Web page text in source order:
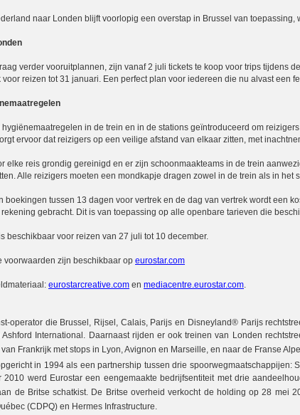
naar Londen blijft voorlopig een overstap in Brussel van
verder vooruitplannen, zijn vanaf 2 juli tickets te koop voor trips tijdens
reizen tot 31 januari. Een perfect plan voor iedereen die nu alvast een
hygiënemaatregelen in de trein en in de stations geïntroduceerd om
ervoor dat reizigers op een veilige afstand van elkaar zitten, met
elke reis grondig gereinigd en er zijn schoonmaakteams in de trein
Alle reizigers moeten een mondkapje dragen zowel in de trein als in het
boekingen tussen 13 dagen voor vertrek en de dag van vertrek wordt een
gebracht. Dit is van toepassing op alle openbare tarieven die
beschikbaar voor reizen van 27 juli tot 10 december.
voorwaarden zijn beschikbaar op eurostar.com
eurostarcreative.com en mediacentre.eurostar.com.
operator die Brussel, Rijsel, Calais, Parijs en Disneyland® Parijs
International. Daarnaast rijden er ook treinen van Londen
Frankrijk met stops in Lyon, Avignon en Marseille, en naar de Franse
in 1994 als een partnership tussen drie spoorwegmaatschappijen:
2010 werd Eurostar een eengemaakte bedrijfsentiteit met drie
de Britse schatkist. De Britse overheid verkocht de holding op 28 mei
(CDPQ) en Hermes Infrastructure.